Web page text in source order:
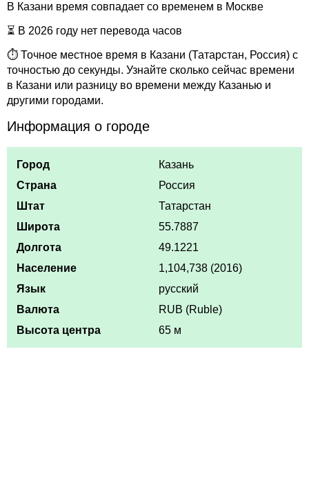
В Казани время совпадает со временем в Москве
⏳ В 2026 году нет перевода часов
⏱ Точное местное время в Казани (Татарстан, Россия) с
точностью до секунды. Узнайте сколько сейчас времени
в Казани или разницу во времени между Казанью и
другими городами.
Информация о городе
Город
Казань
Страна
Россия
Штат
Татарстан
Широта
55.7887
Долгота
49.1221
Население
1,104,738 (2016)
Язык
русский
Валюта
RUB (Ruble)
Высота центра
65 м